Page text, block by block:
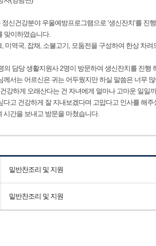
신건강분야 우울예방프로그램으로 '생신잔치'를 진
맞이하였습니다.
미역국, 잡채, 소불고기, 모둠전을 구성하여 한상 차
의 담당 생활지원사 2명이 방문하여 생신잔치를 진행
께서는 어르신은 귀는 어두웠지만 하실 말씀은 너무
강하게 오래산다는 건 자녀에게 얼마나 고마운 일일
다고 건강하게 잘 지내보겠다며 고맙다고 인사를 해주
간을 보내고 방문을 마쳤습니다.
밑반찬조리 및 지원
밑반찬조리 및 지원